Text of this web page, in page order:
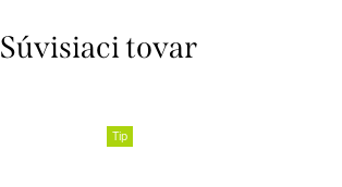
Súvisiaci tovar
Tip